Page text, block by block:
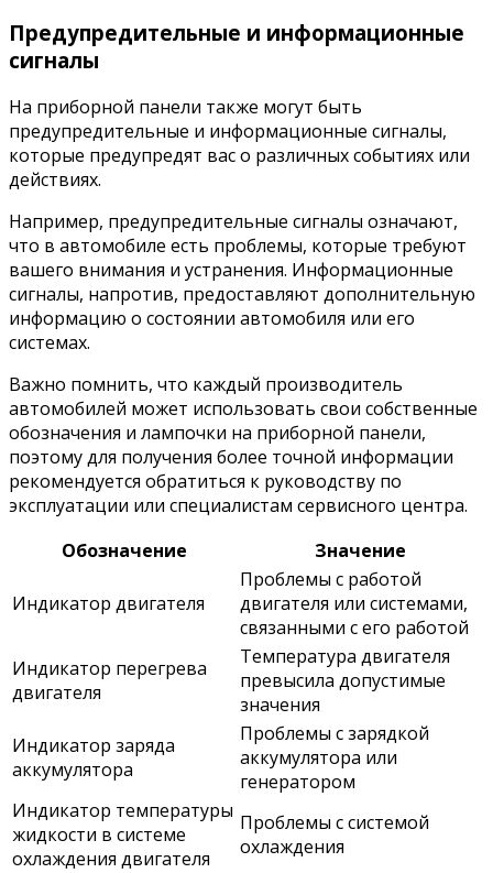
Предупредительные и информационные
сигналы
На приборной панели также могут быть
предупредительные и информационные сигналы,
которые предупредят вас о различных событиях или
действиях.
Например, предупредительные сигналы означают,
что в автомобиле есть проблемы, которые требуют
вашего внимания и устранения. Информационные
сигналы, напротив, предоставляют дополнительную
информацию о состоянии автомобиля или его
системах.
Важно помнить, что каждый производитель
автомобилей может использовать свои собственные
обозначения и лампочки на приборной панели,
поэтому для получения более точной информации
рекомендуется обратиться к руководству по
эксплуатации или специалистам сервисного центра.
Обозначение
Значение
Индикатор двигателя
Проблемы с работой
двигателя или системами,
связанными с его работой
Индикатор перегрева
двигателя
Температура двигателя
превысила допустимые
значения
Индикатор заряда
аккумулятора
Проблемы с зарядкой
аккумулятора или
генератором
Индикатор температуры
жидкости в системе
охлаждения двигателя
Проблемы с системой
охлаждения